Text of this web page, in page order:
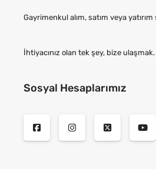
Gayrimenkul alım, satım veya
İhtiyacınız olan tek şey, bize ulaşmak.
Sosyal Hesaplarımız